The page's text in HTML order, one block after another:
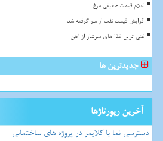
اعلام قیمت حقیقی مرغ
افزایش قیمت نفت از سر گرفته شد
غنی ترین غذا های سرشار از آهن
جدیدترین ها
آخرین رپورتاژها
دسترسی نما با کلایمر در پروژه های ساختمانی